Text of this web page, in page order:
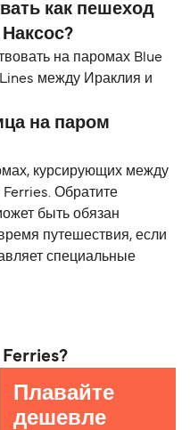
как пешеход
на паромах Blue
между Ираклия и
на паром
курсирующих между
Обратите
быть обязан
путешествия, если
специальные
Плавайте
дешевле